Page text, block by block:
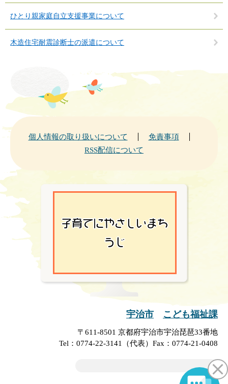
ひとり親家庭自立支援事業について
木造住宅耐震診断士の派遣について
個人情報の取り扱いについて
免責事項
RSS配信について
宇治市 こども福祉課
〒611-8501 京都府宇治市宇治琵琶33番地
Tel：0774-22-3141（代表） Fax：0774-21-0408